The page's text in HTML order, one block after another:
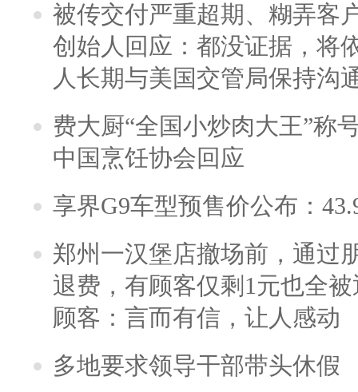
被传交付严重超期、糊弄客
创始人回应：都没证据，将
人长期与美国交管局保持沟
费大厨“全国小炒肉大王”称
中国烹饪协会回应
享界G9车型预售价公布：
郑州一汉堡店撤场前，通过
退费，有顾客仅剩1元也全
顾客：言而有信，让人感动
多地要求领导干部带头休假